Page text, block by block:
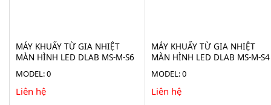
MÁY KHUẤY TỪ GIA NHIỆT
MÀN HÌNH LED DLAB MS-M-S6
MODEL: 0
Liên hệ
MÁY KHUẤY TỪ GIA NHIỆT
MÀN HÌNH LED DLAB MS-M-S4
MODEL: 0
Liên hệ